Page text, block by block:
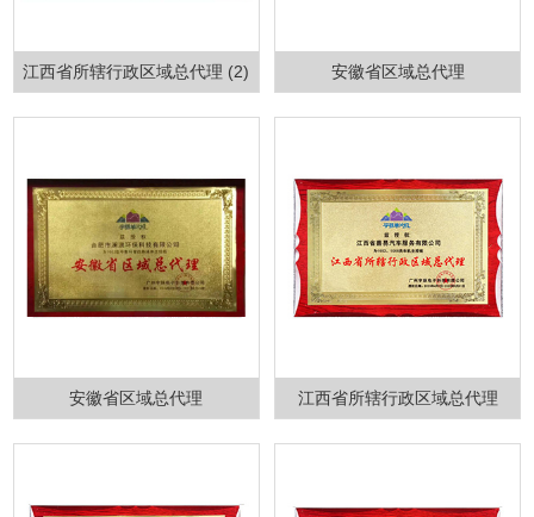
江西省所辖行政区域总代理 (2) 安徽省区域总代理
安徽省区域总代理 江西省所辖行政区域总代理